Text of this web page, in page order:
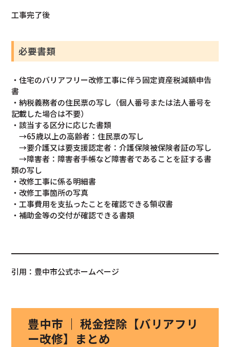
工事完了後
必要書類
・住宅のバリアフリー改修工事に伴う固定資産税減額申告
書
・納税義務者の住民票の写し（個人番号または法人番号を
記載した場合は不要）
・該当する区分に応じた書類
→65歳以上の高齢者：住民票の写し
→要介護又は要支援認定者：介護保険被保険者証の写し
→障害者：障害者手帳など障害者であることを証する書
類の写し
・改修工事に係る明細書
・改修工事箇所の写真
・工事費用を支払ったことを確認できる領収書
・補助金等の交付が確認できる書類
引用：豊中市公式ホームページ
豊中市 ｜ 税金控除【バリアフリ
ー改修】まとめ